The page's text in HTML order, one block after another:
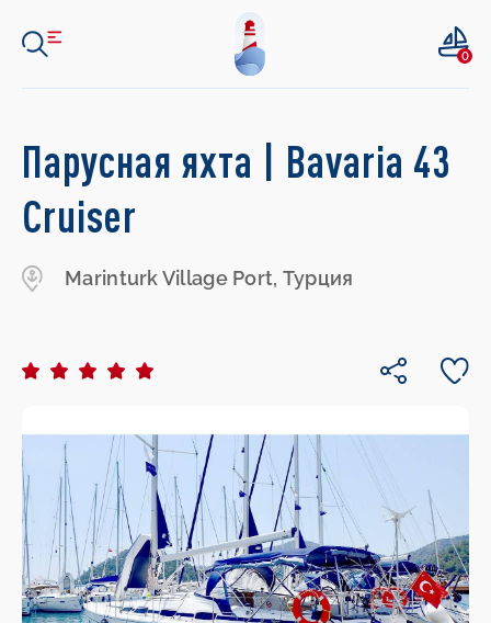
0
Парусная яхта | Bavaria 43
Cruiser
Marinturk Village Port, Турция